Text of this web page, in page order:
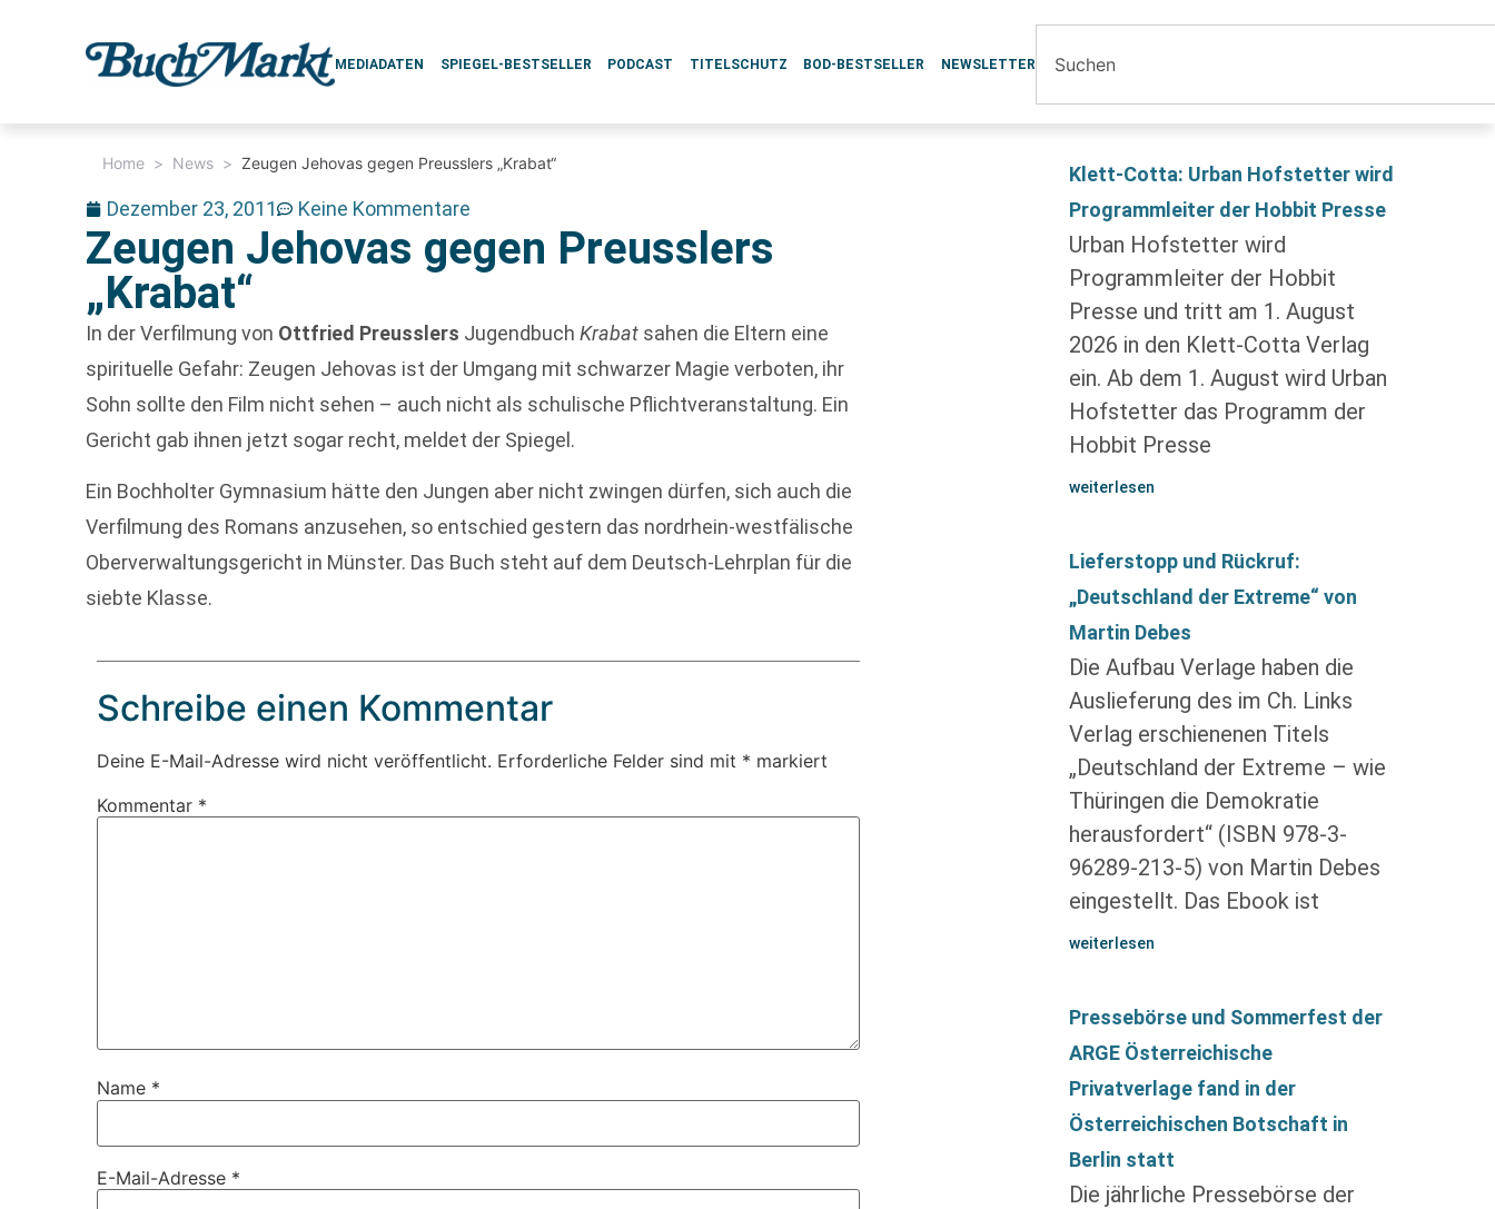
MEDIADATEN SPIEGEL-BESTSELLER PODCAST TITELSCHUTZ BOD-BESTSELLER NEWSLETTER
Home > News > Zeugen Jehovas gegen Preusslers „Krabat“
Dezember 23, 2011 Keine Kommentare
Zeugen Jehovas gegen Preusslers
„Krabat“
In der Verfilmung von Ottfried Preusslers JugendbuchKrabat sahen die Eltern eine
spirituelle Gefahr: Zeugen Jehovas ist der Umgang mit schwarzer Magie verboten, ihr
Sohn sollte den Film nicht sehen – auch nicht als schulische Pflichtveranstaltung. Ein
Gericht gab ihnen jetzt sogar recht, meldet der Spiegel.
Ein Bochholter Gymnasium hätte den Jungen aber nicht zwingen dürfen, sich auch die
Verfilmung des Romans anzusehen, so entschied gestern das nordrhein-westfälische
Oberverwaltungsgericht in Münster. Das Buch steht auf dem Deutsch-Lehrplan für die
siebte Klasse.
Schreibe einen Kommentar
Deine E-Mail-Adresse wird nicht veröffentlicht. Erforderliche Felder sind mit * markiert
Kommentar *
Name *
E-Mail-Adresse *
Klett-Cotta: Urban Hofstetter wird
Programmleiter der Hobbit Presse
Urban Hofstetter wird
Programmleiter der Hobbit
Presse und tritt am 1. August
2026 in den Klett-Cotta Verlag
ein. Ab dem 1. August wird Urban
Hofstetter das Programm der
Hobbit Presse
weiterlesen
Lieferstopp und Rückruf:
„Deutschland der Extreme“ von
Martin Debes
Die Aufbau Verlage haben die
Auslieferung des im Ch. Links
Verlag erschienenen Titels
„Deutschland der Extreme – wie
Thüringen die Demokratie
herausfordert“ (ISBN 978-3-
96289-213-5) von Martin Debes
eingestellt. Das Ebook ist
weiterlesen
Pressebörse und Sommerfest der
ARGE Österreichische
Privatverlage fand in der
Österreichischen Botschaft in
Berlin statt
Die jährliche Pressebörse der